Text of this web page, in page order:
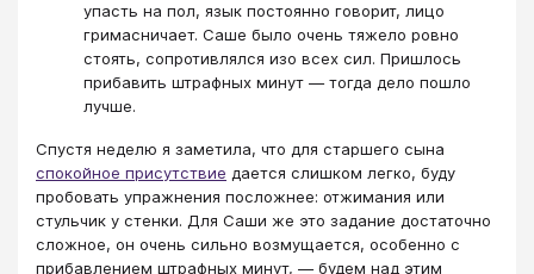
упасть на пол, язык постоянно говорит, лицо
гримасничает. Саше было очень тяжело ровно
стоять, сопротивлялся изо всех сил. Пришлось
прибавить штрафных минут ― тогда дело пошло
лучше.
Спустя неделю я заметила, что для старшего сына
спокойное присутствие дается слишком легко, буду
пробовать упражнения посложнее: отжимания или
стульчик у стенки. Для Саши же это задание достаточно
сложное, он очень сильно возмущается, особенно с
прибавлением штрафных минут, ― будем над этим